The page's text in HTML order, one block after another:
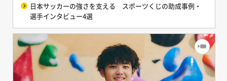
日本サッカーの強さを支える スポーツくじの助成事例・
選手インタビュー4選